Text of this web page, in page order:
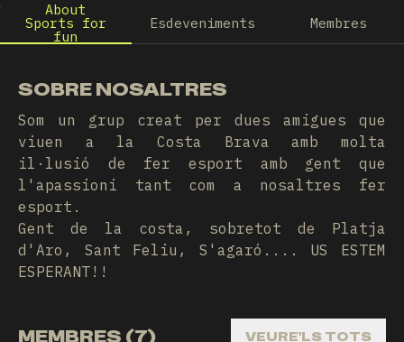
About
Sports for
fun
Esdeveniments Membres
SOBRE NOSALTRES
Som un grup creat per dues amigues que
viuen a la Costa Brava amb molta
il·lusió de fer esport amb gent que
l'apassioni tant com a nosaltres fer
esport.
Gent de la costa, sobretot de Platja
d'Aro, Sant Feliu, S'agaró.... US ESTEM
ESPERANT!!
MEMBRES (7) VEURE'LS TOTS